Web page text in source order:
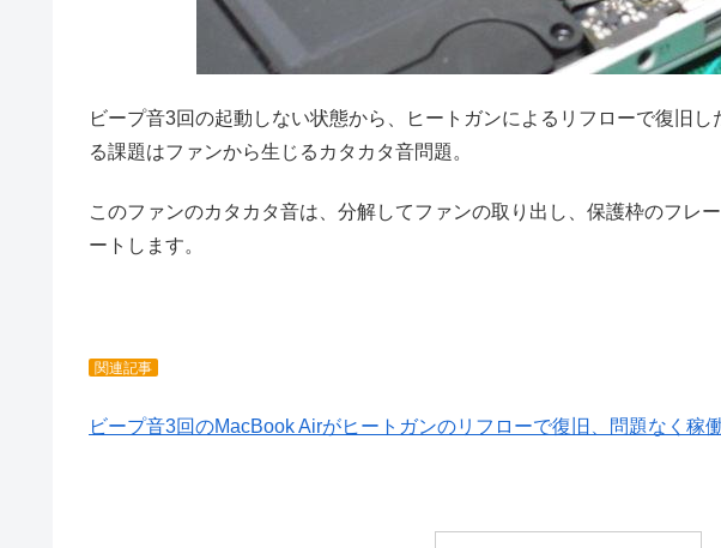
ビープ音3回の起動しない状態から、ヒートガンによるリフローで復旧
る課題はファンから生じるカタカタ音問題。
このファンのカタカタ音は、分解してファンの取り出し、保護枠のフレ
ートします。
関連記事
ビープ音3回のMacBook Airがヒートガンのリフローで復旧、問題なく稼